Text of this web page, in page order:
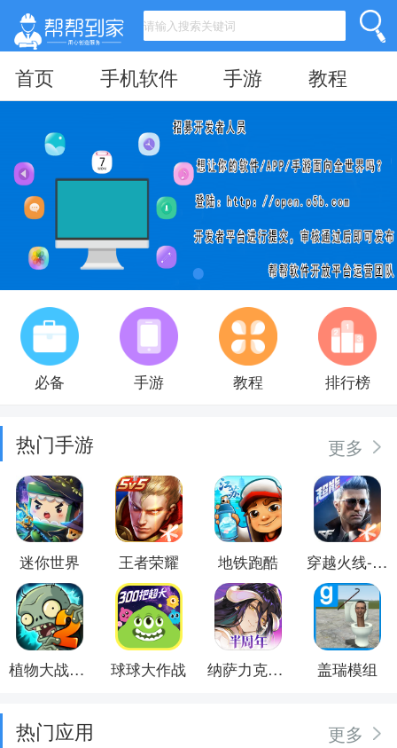
首页 手机软件 手游 教程
必备 手游 教程 排行榜
热门手游 更多
迷你世界 王者荣耀 地铁跑酷 穿越火线-枪战王者
植物大战僵尸2 球球大作战 纳萨力克之王 盖瑞模组
热门应用 更多